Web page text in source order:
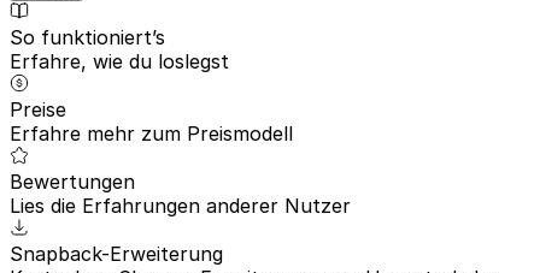
So funktioniert’s
Erfahre, wie du loslegst
Preise
Erfahre mehr zum Preismodell
Bewertungen
Lies die Erfahrungen anderer Nutzer
Snapback-Erweiterung